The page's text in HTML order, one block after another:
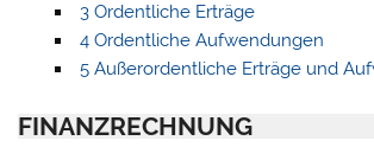
3 Ordentliche Erträge
4 Ordentliche Aufwendungen
5 Außerordentliche Erträge und
FINANZRECHNUNG